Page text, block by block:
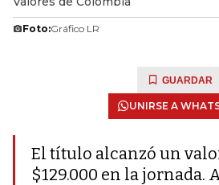
Foto:Gráfico LR
GUARDAR
UNIRSE A
El título alcanzó un
$129.000 en la jornada.